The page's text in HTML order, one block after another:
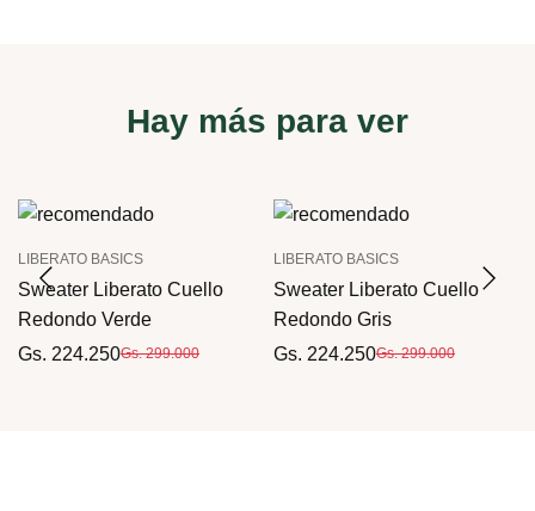
Hay más para ver
LIBERATO BASICS
Sweater Liberato Cuello
Redondo Verde
Gs. 224.250Gs. 299.000
LIBERATO BASICS
Sweater Liberato Cuello
Redondo Gris
Gs. 224.250Gs. 299.000